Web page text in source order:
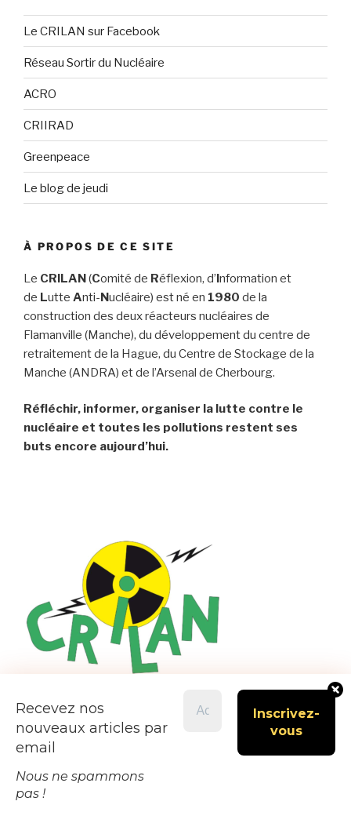
Recevez nos
nouveaux articles par
email
Nous ne spammons
pas !
Le CRILAN sur Facebook
Réseau Sortir du Nucléaire
ACRO
CRIIRAD
Greenpeace
Le blog de jeudi
À PROPOS DE CE SITE
Le CRILAN(Comité de Réflexion, d’Information et
de Lutte Anti-Nucléaire) est né en 1980 de la
construction des deux réacteurs nucléaires de
Flamanville (Manche), du développement du centre de
retraitement de la Hague, du Centre de Stockage de la
Manche (ANDRA) et de l’Arsenal de Cherbourg.
Réfléchir, informer, organiser la lutte contre le
nucléaire et toutes les pollutions restent ses
buts encore aujourd’hui.